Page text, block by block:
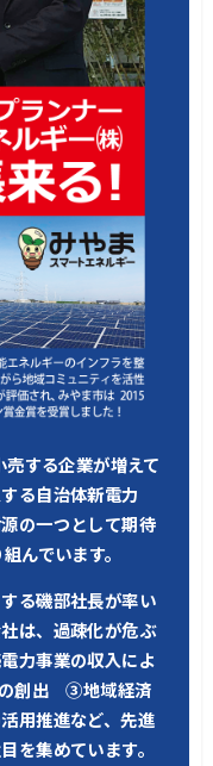
する企業が増えて
る自治体新電力
の一つとして期待
んでいます。
る磯部社長が率い
は、過疎化が危ぶ
力事業の収入によ
創出 ③地域経済
用推進など、先進
を集めています。